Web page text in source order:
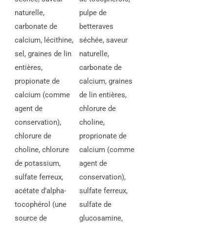
naturelle,
carbonate de
calcium, lécithine,
sel, graines de lin
entières,
propionate de
calcium (comme
agent de
conservation),
chlorure de
choline, chlorure
de potassium,
sulfate ferreux,
acétate d’alpha-
tocophérol (une
source de
pulpe de
betteraves
séchée, saveur
naturelle,
carbonate de
calcium, graines
de lin entières,
chlorure de
choline,
proprionate de
calcium (comme
agent de
conservation),
sulfate ferreux,
sulfate de
glucosamine,